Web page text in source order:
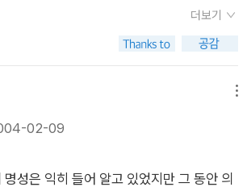
덕분에 기적은 생명보다 빠른 속도로 내 눈
했다. 집이 열리면서 나비가 천천히 기어 나
뒤로 접으며 구겨지는 나비를 본 순간의
가 없다. 가엾은 나비는 그 날개를 펴려고
는 내 입김으로 나비를 도우려고 했으나
나와 날개를 펴는 것은 태양 아래서 천천히
나 때늦은 다음이었다. 내 입김은 때가 되
한다. 작가에 대한 설명과 조르바에 인물
기타 참고내용을 찾아 보니 “자유를 향한
구로 표현해 놓았는데 막상 전편을 읽고
각을 해 보면 반드시 그런 것 만은 아니라
방한 삶의 모습을 보여주고 있고, 수도원
퇴한 늙은 여가수 부불리나와의 애정행각
게 매력을 느껴 그와 함께 크레타 섬으로
하기로 마음 먹는다. 그들의 첫만남에서부
하고 이유를 알고자 하는 호기심을 단박에
강력함이 빛을 발한다. 그냥 있는 그대로
. 조르바는 기존의 사고에 매몰되지 않고 자
끼는 대로 사는 사람이었으며 주인공은 그
인 힘이 자신에게는 허락되지 않음을 인정
더보기
02-09
성은 익히 들어 알고 있었지만 그 동안 의